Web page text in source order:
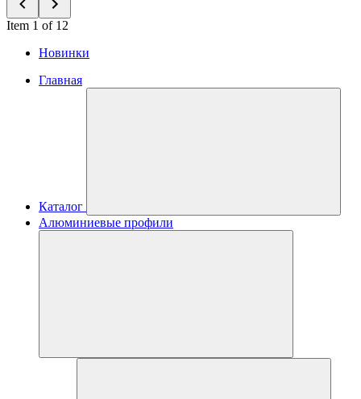
Item 1 of 12
Новинки
Главная
Каталог
Алюминиевые профили